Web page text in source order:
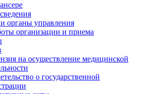
органы управления
организации и приема
на осуществление медицинской
о государственной